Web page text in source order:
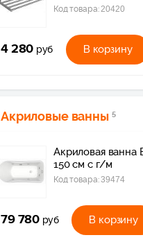
Код товара: 20420
4 280 руб В корзину
Акриловые ванны 5
Акриловая ванна
150 см с г/м
Код товара:39474
79 780 руб В корзину